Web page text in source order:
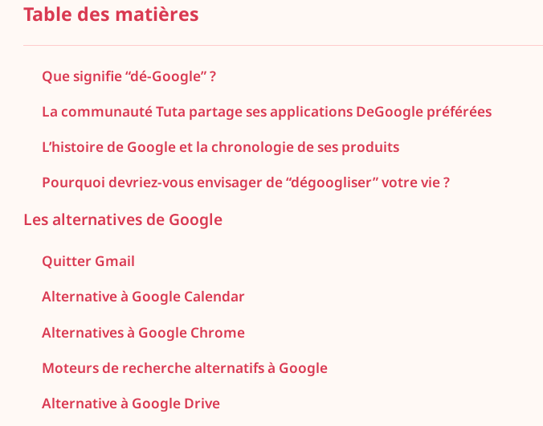
Table des matières
Que signifie “dé-Google” ?
La communauté Tuta partage ses applications DeGoogle préférées
L’histoire de Google et la chronologie de ses produits
Pourquoi devriez-vous envisager de “dégoogliser” votre vie ?
Les alternatives de Google
Quitter Gmail
Alternative à Google Calendar
Alternatives à Google Chrome
Moteurs de recherche alternatifs à Google
Alternative à Google Drive